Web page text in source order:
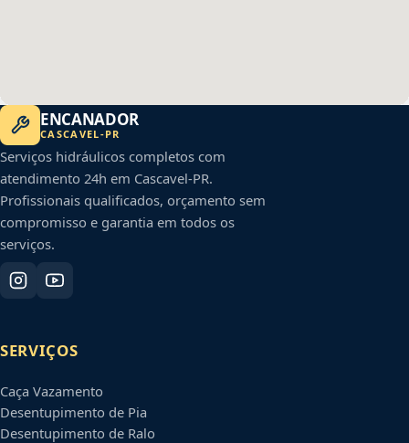
ENCANADOR
CASCAVEL-PR
Serviços hidráulicos completos com
atendimento 24h em Cascavel-PR.
Profissionais qualificados, orçamento sem
compromisso e garantia em todos os
serviços.
SERVIÇOS
Caça Vazamento
Desentupimento de Pia
Desentupimento de Ralo